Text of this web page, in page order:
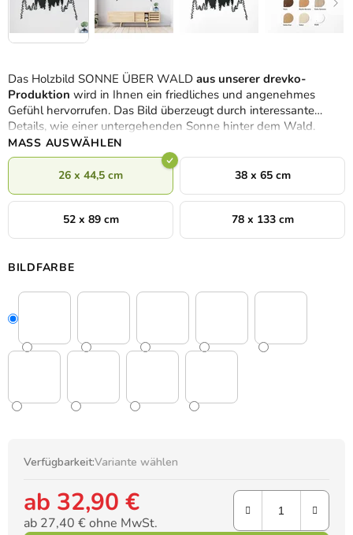
Das Holzbild SONNE ÜBER WALD aus unserer drevko-
Produktion wird in Ihnen ein friedliches und angenehmes
Gefühl hervorrufen. Das Bild überzeugt durch interessante
Details, wie einer untergehenden Sonne hinter dem Wald.
MASS AUSWÄHLEN
26 x 44,5 cm 38 x 65 cm
52 x 89 cm 78 x 133 cm
BILDFARBE
Verfügbarkeit:Variante wählen
ab 32,90 €
ab 27,40 €ohne MwSt.